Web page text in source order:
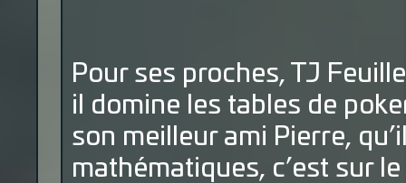
Pour ses proches, TJ
il domine les tables de
son meilleur ami Pierre,
mathématiques, c’est sur